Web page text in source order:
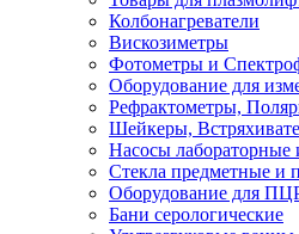
Колбонагреватели
Вискозиметры
Фотометры и
Оборудование для
Рефрактометры,
Шейкеры,
Насосы лабораторные
Стекла предметные и
Оборудование для
Бани серологические